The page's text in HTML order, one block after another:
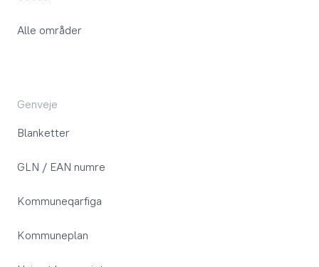
Alle områder
Genveje
Blanketter
GLN / EAN numre
Kommuneqarfiga
Kommuneplan